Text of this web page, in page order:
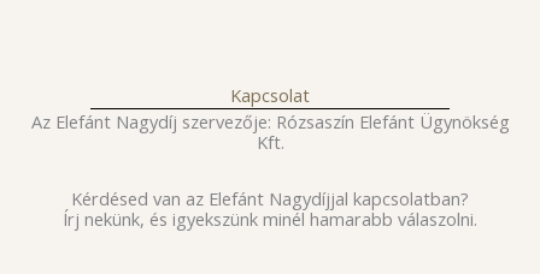
Kapcsolat
Az Elefánt Nagydíj szervezője: Rózsaszín Elefánt Ügynökség
Kft.
Kérdésed van az Elefánt Nagydíjjal kapcsolatban?
Írj nekünk, és igyekszünk minél hamarabb válaszolni.